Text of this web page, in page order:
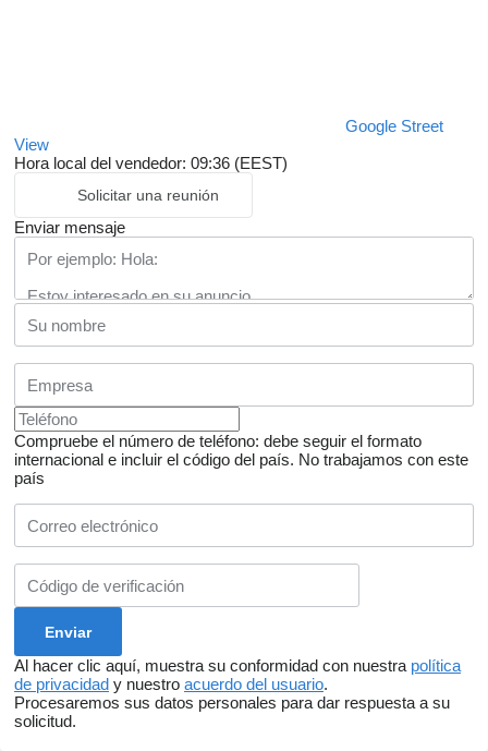
Google Street
View
Hora local del vendedor: 09:36 (EEST)
Solicitar una reunión
Enviar mensaje
Compruebe el número de teléfono: debe seguir el formato
internacional e incluir el código del país. No trabajamos con este
país
Al hacer clic aquí, muestra su conformidad con nuestra política
de privacidad y nuestro acuerdo del usuario.
Procesaremos sus datos personales para dar respuesta a su
solicitud.